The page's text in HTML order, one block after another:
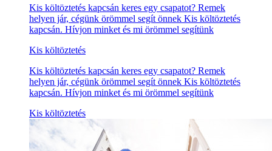
Kis költöztetés kapcsán keres egy csapatot? Remek
helyen jár, cégünk örömmel segít önnek Kis költöztetés
kapcsán. Hívjon minket és mi örömmel segítünk
Kis költöztetés
Kis költöztetés kapcsán keres egy csapatot? Remek
helyen jár, cégünk örömmel segít önnek Kis költöztetés
kapcsán. Hívjon minket és mi örömmel segítünk
Kis költöztetés